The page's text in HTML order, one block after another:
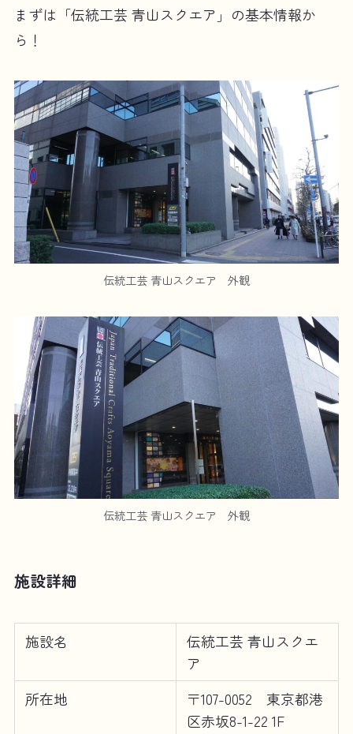
まずは「伝統工芸 青山スクエア」の基本情報か
ら！
伝統工芸 青山スクエア 外観
伝統工芸 青山スクエア 外観
施設詳細
施設名
伝統工芸 青山スクエ
ア
所在地
〒107-0052 東京都港
区赤坂8-1-22 1F